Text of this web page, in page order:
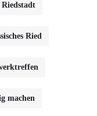
Ried
machen